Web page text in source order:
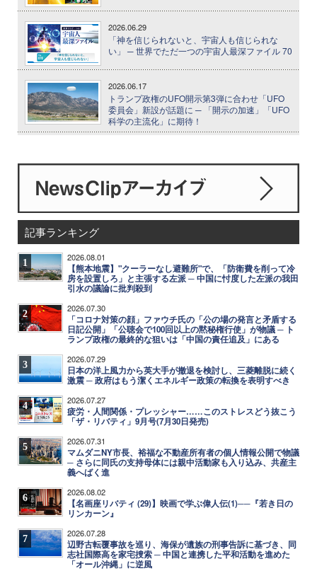
2026.06.29
「神を信じられないと、宇宙人も信じられな
い」 ─ 世界でただ一つの宇宙人最深ファイル 70
2026.06.17
トランプ政権のUFO開示第3弾に合わせ「UFO
委員会」新設が話題に ─ 「開示の加速」「UFO
科学の主流化」に期待！
記事ランキング
1 2026.08.01
【熊本地震】"クーラーなし避難所"で、「防衛費を削って冷
房を設置しろ」と主張する左派 ─ 中国に忖度した左派の我田
引水の議論に批判殺到
2 2026.07.30
「コロナ対策の顔」ファウチ氏の「公の場の発言と矛盾する
日記公開」「公聴会で100回以上の黙秘権行使」が物議 ─ ト
ランプ政権の最終的な狙いは「中国の責任追及」にある
3 2026.07.29
日本の洋上風力から英大手が撤退を検討し、三菱離脱に続く
激震 ─ 政府はもう潔くエネルギー政策の転換を表明すべき
4 2026.07.27
疲労・人間関係・プレッシャー……このストレスどう抜こう
「ザ・リバティ」9月号(7月30日発売)
5 2026.07.31
マムダニNY市長、裕福な不動産所有者の個人情報公開で物議
─ さらに同氏の支持母体には親中活動家も入り込み、共産主
義へばく進
6 2026.08.02
【名画座リバティ (29)】映画で学ぶ偉人伝(1)──『若き日の
リンカーン』
7 2026.07.28
辺野古転覆事故を巡り、海保が遺族の刑事告訴に基づき、同
志社国際高を家宅捜索 ─ 中国と連携した平和活動を進めた
「オール沖縄」に逆風